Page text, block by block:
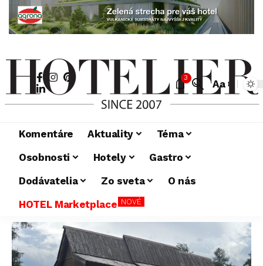
3
Aa
Komentáre Aktuality
Téma
Osobnosti
Hotely
Gastro
Dodávatelia
Zo sveta
O nás
HOTEL Marketplace NOVÉ